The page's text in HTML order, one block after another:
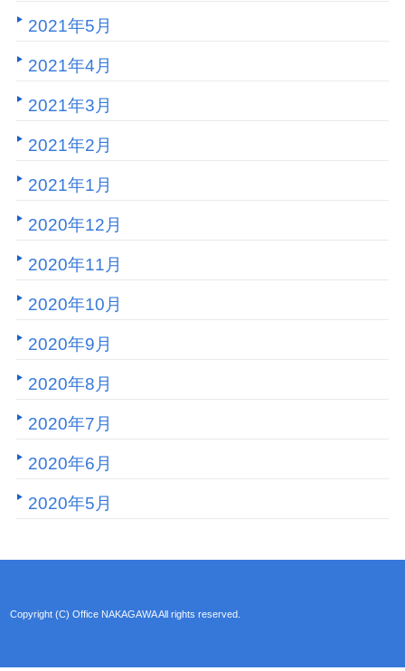
2021年5月
2021年4月
2021年3月
2021年2月
2021年1月
2020年12月
2020年11月
2020年10月
2020年9月
2020年8月
2020年7月
2020年6月
2020年5月
Copyright (C) Office NAKAGAWA All rights reserved.